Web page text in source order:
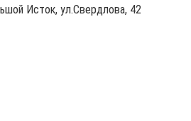
Исток, ул.Свердлова, 42